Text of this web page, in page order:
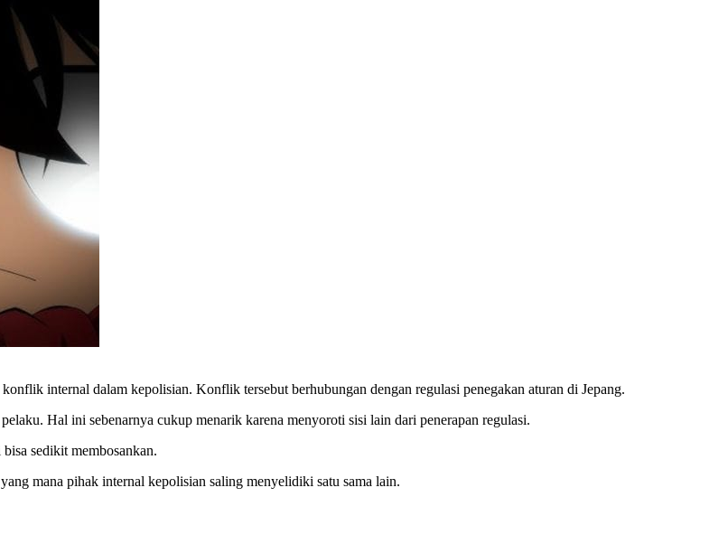
internal dalam kepolisian. Konflik tersebut berhubungan dengan regulasi penegakan aturan di Jepang.
Hal ini sebenarnya cukup menarik karena menyoroti sisi lain dari penerapan regulasi.
sedikit membosankan.
mana pihak internal kepolisian saling menyelidiki satu sama lain.